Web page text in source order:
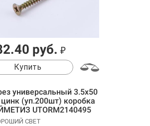
руб. ₽
Купить
универсальный 3.5х50
(уп.200шт) коробка
UTORM2140495
СВЕТ